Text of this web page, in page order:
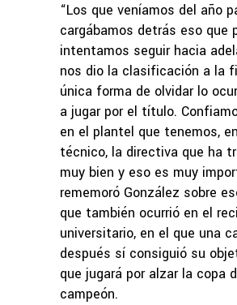
“Los que veníamos del año
cargábamos detrás eso que
intentamos seguir hacia
nos dio la clasificación a la
única forma de olvidar lo
a jugar por el título.
en el plantel que tenemos,
técnico, la directiva que ha
muy bien y eso es muy
rememoró González sobre
que también ocurrió en el
universitario, en el que una
después sí consiguió su
que jugará por alzar la copa
campeón.